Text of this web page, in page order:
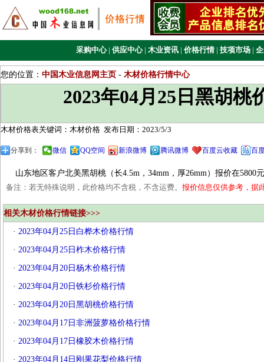
采购中心 | 供应中心 | 木业资讯 | 价格行情 | 技项市场 |
您的位置： 中国木业信息网主页 - 木材价格行情中心
2023年04月25日黑胡桃
木材价格表关键词：木材价格 发布日期：2023/5/3
分享到： 微信 QQ空间 新浪微博 腾讯微博 百度云收藏 百
山东地区客户北美黑胡桃（长4.5m，34mm，厚26mm）报价在5800
备注：若无特殊说明，此价格均不含税，不含运费。 报价信息仅供参考，据
相关木材价格行情链接>>>
· 2023年04月25日白桦木价格行情
· 2023年04月25日柞木价格行情
· 2023年04月20日杨木价格行情
· 2023年04月20日铁杉价格行情
· 2023年04月20日黑胡桃价格行情
· 2023年04月17日非洲菠萝格价格行情
· 2023年04月17日橡胶木价格行情
· 2023年04月14日刚果花梨价格行情